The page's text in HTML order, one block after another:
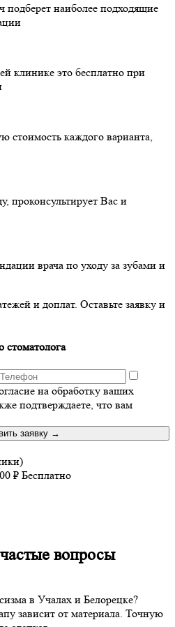
подберет наиболее подходящие
клинике это бесплатно при
стоимость каждого варианта,
проконсультирует Вас и
врача по уходу за зубами и
и доплат. Оставьте заявку и
стоматолога
на обработку ваших
подтверждаете, что вам
заявку →
₽ Бесплатно
частые вопросы
в Учалах и Белорецке?
зависит от материала. Точную